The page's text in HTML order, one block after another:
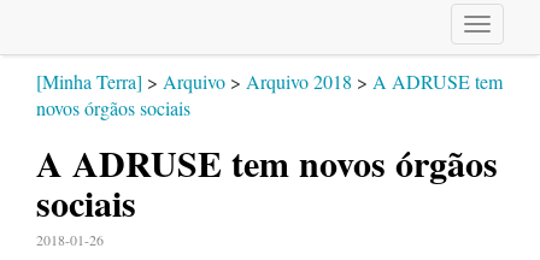
Toggle
[Minha Terra] > Arquivo > Arquivo 2018 > A ADRUSE tem
novos órgãos sociais
A ADRUSE tem novos órgãos
sociais
2018-01-26